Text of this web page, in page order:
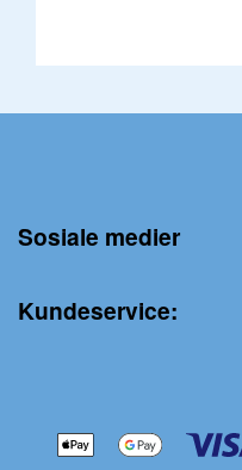
Sosiale medier
Kundeservice: